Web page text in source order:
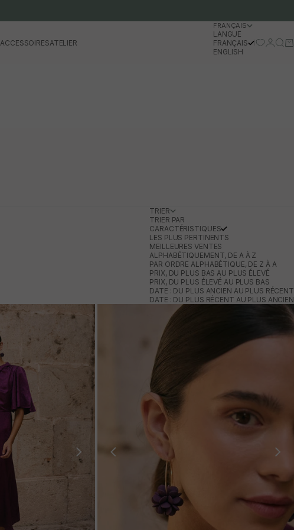
ACCESSOIRESATELIER
FRANÇAIS
LANGUE
FRANÇAIS
ENGLISH
Se
TRIER
TRIER PAR
CARACTÉRISTIQUES
LES PLUS PERTINENTS
MEILLEURES VENTES
ALPHABÉTIQUEMENT, DE A À Z
PAR ORDRE ALPHABÉTIQUE, DE Z À A
PRIX, DU PLUS BAS AU PLUS ÉLEVÉ
PRIX, DU PLUS ÉLEVÉ AU PLUS BAS
DATE : DU PLUS ANCIEN AU PLUS RÉCENT
DATE : DU PLUS RÉCENT AU PLUS ANCIEN